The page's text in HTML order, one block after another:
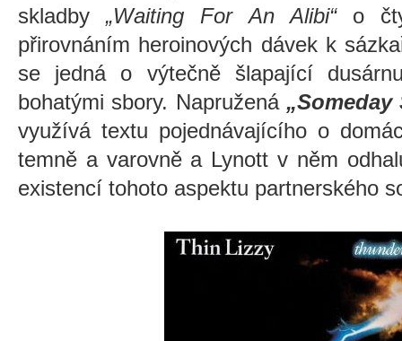
skladby„Waiting For An Alibi“o
přirovnáním heroinových dávek k
se jedná o výtečně šlapající
bohatými sbory. Napružená
využívá textu pojednávajícího o
temně a varovně a Lynott v něm
existencí tohoto aspektu partnerského